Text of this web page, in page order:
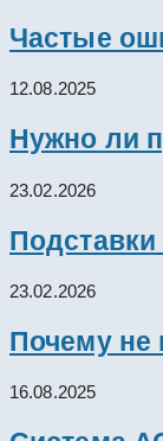
Частые
12.08.2025
Нужно ли
23.02.2026
23.02.2026
Почему не
16.08.2025